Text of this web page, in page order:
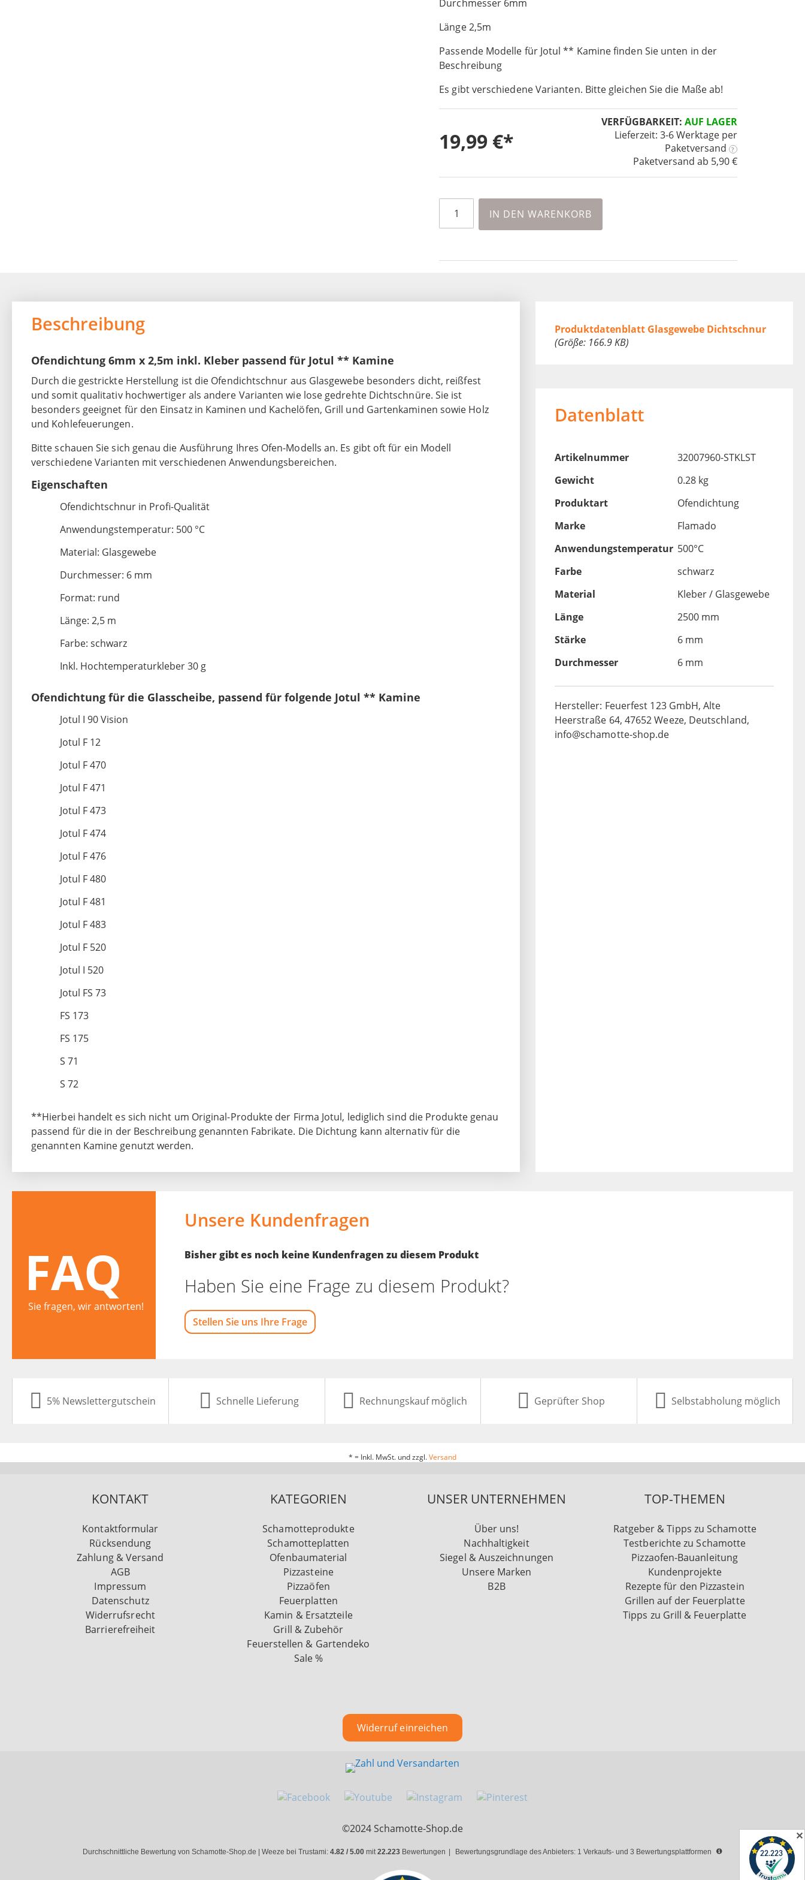
Durchmesser 6mm
Länge 2,5m
Passende Modelle für Jotul ** Kamine finden Sie unten in der
Beschreibung
Es gibt verschiedene Varianten. Bitte gleichen Sie die Maße ab!
VERFÜGBARKEIT: AUF LAGER
Lieferzeit: 3-6 Werktageper
Paketversand
?
Paketversand ab 5,90 €
19,99 €
IN DEN WARENKORB
Beschreibung
Ofendichtung 6mm x 2,5m inkl. Kleber passend für Jotul ** Kamine
Durch die gestrickte Herstellung ist die Ofendichtschnur aus Glasgewebe besonders dicht, reißfest
und somit qualitativ hochwertiger als andere Varianten wie lose gedrehte Dichtschnüre. Sie ist
besonders geeignet für den Einsatz in Kaminen und Kachelöfen, Grill und Gartenkaminen sowie Holz
und Kohlefeuerungen.
Bitte schauen Sie sich genau die Ausführung Ihres Ofen-Modells an. Es gibt oft für ein Modell
verschiedene Varianten mit verschiedenen Anwendungsbereichen.
Eigenschaften
Ofendichtschnur in Profi-Qualität
Anwendungstemperatur: 500 °C
Material: Glasgewebe
Durchmesser: 6 mm
Format: rund
Länge: 2,5 m
Farbe: schwarz
Inkl. Hochtemperaturkleber 30 g
Ofendichtung für die Glasscheibe, passend für folgende Jotul ** Kamine
Jotul I 90 Vision
Jotul F 12
Jotul F 470
Jotul F 471
Jotul F 473
Jotul F 474
Jotul F 476
Jotul F 480
Jotul F 481
Jotul F 483
Jotul F 520
Jotul I 520
Jotul FS 73
FS 173
FS 175
S 71
S 72
**Hierbei handelt es sich nicht um Original-Produkte der Firma Jotul, lediglich sind die Produkte genau
passend für die in der Beschreibung genannten Fabrikate. Die Dichtung kann alternativ für die
genannten Kamine genutzt werden.
Produktdatenblatt Glasgewebe Dichtschnur
(Größe: 166.9 KB)
Datenblatt
Artikelnummer
32007960-STKLST
Gewicht
0.28 kg
Produktart
Ofendichtung
Marke
Flamado
Anwendungstemperatur 500°C
Farbe
schwarz
Material
Kleber / Glasgewebe
Länge
2500 mm
Stärke
6 mm
Durchmesser
6 mm
Hersteller: Feuerfest 123 GmbH, Alte
Heerstraße 64, 47652 Weeze, Deutschland,
info@schamotte-shop.de
FAQ
Sie fragen, wir antworten!
Unsere Kundenfragen
Bisher gibt es noch keine Kundenfragen zu diesem Produkt
Haben Sie eine Frage zu diesem Produkt?
Stellen Sie uns Ihre Frage
5% Newslettergutschein Schnelle Lieferung Rechnungskauf möglich Geprüfter Shop Selbstabholung möglich
* = Inkl. MwSt. und zzgl.Versand
KONTAKT
Kontaktformular
Rücksendung
Zahlung & Versand
AGB
Impressum
Datenschutz
Widerrufsrecht
Barrierefreiheit
KATEGORIEN
Schamotteprodukte
Schamotteplatten
Ofenbaumaterial
Pizzasteine
Pizzaöfen
Feuerplatten
Kamin & Ersatzteile
Grill & Zubehör
Feuerstellen & Gartendeko
Sale %
UNSER UNTERNEHMEN
Über uns!
Nachhaltigkeit
Siegel & Auszeichnungen
Unsere Marken
B2B
TOP-THEMEN
Ratgeber & Tipps zu Schamotte
Testberichte zu Schamotte
Pizzaofen-Bauanleitung
Kundenprojekte
Rezepte für den Pizzastein
Grillen auf der Feuerplatte
Tipps zu Grill & Feuerplatte
Widerruf einreichen
©2024 Schamotte-Shop.de
Durchschnittliche Bewertung von Schamotte-Shop.de | Weeze bei Trustami: 4.82 / 5.00mit22.223 Bewertungen Bewertungsgrundlage des Anbieters: 1 Verkaufs- und 3 Bewertungsplattformen
✕